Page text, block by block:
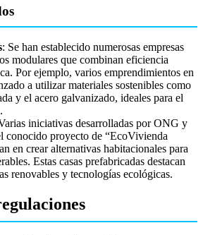
: Se han establecido numerosas empresas
modulares que combinan eficiencia
Por ejemplo, varios emprendimientos en
a utilizar materiales sostenibles como
y el acero galvanizado, ideales para el
iniciativas desarrolladas por ONG y
conocido proyecto de “EcoVivienda
en crear alternativas habitacionales para
Estas casas prefabricadas destacan
renovables y tecnologías ecológicas.